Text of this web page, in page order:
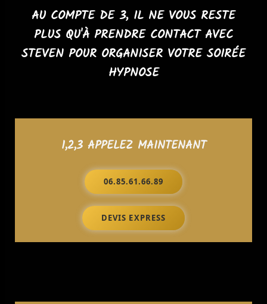
AU COMPTE DE 3, IL NE VOUS RESTE
PLUS QU'À PRENDRE CONTACT AVEC
STEVEN POUR ORGANISER VOTRE SOIRÉE
HYPNOSE
1,2,3 APPELEZ MAINTENANT
06.85.61.66.89
DEVIS EXPRESS